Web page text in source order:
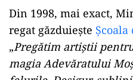
Din 1998, mai exact,
regat găzduiește
„Pregătim artiștii
magia Adevăratului